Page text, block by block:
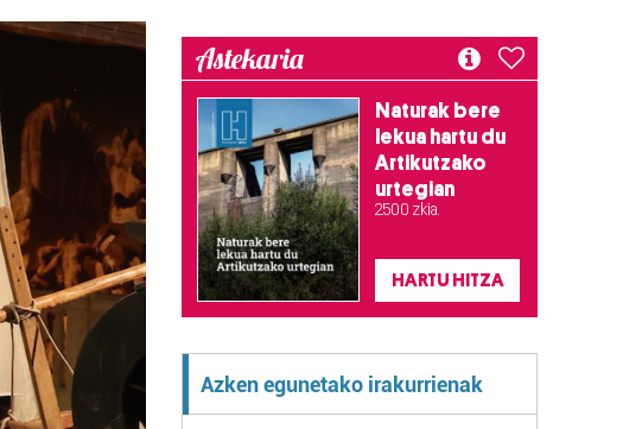
Astekaria
Naturak bere
lekua hartu du
Artikutzako
urtegian
2.500 zkia.
HARTU HITZA
Azken egunetako irakurrienak